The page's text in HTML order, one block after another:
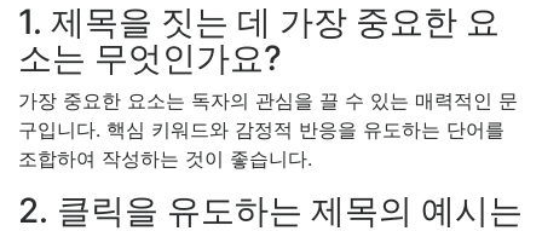
1. 제목을 짓는 데 가장 중요한 요
소는 무엇인가요?
가장 중요한 요소는 독자의 관심을 끌 수 있는 매력적인 문
구입니다. 핵심 키워드와 감정적 반응을 유도하는 단어를
조합하여 작성하는 것이 좋습니다.
2. 클릭을 유도하는 제목의 예시는